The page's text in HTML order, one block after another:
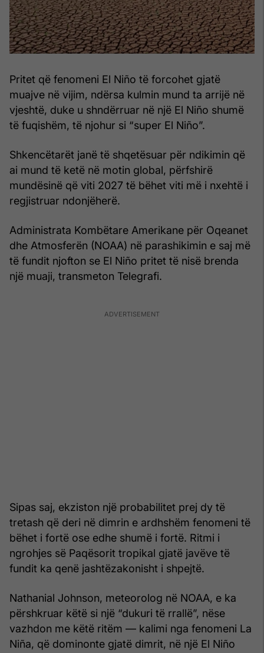
Pritet që fenomeni El Niño të forcohet gjatë
muajve në vijim, ndërsa kulmin mund ta arrijë në
vjeshtë, duke u shndërruar në një El Niño shumë
të fuqishëm, të njohur si “super El Niño”.
Shkencëtarët janë të shqetësuar për ndikimin që
ai mund të ketë në motin global, përfshirë
mundësinë që viti 2027 të bëhet viti më i nxehtë i
regjistruar ndonjëherë.
Administrata Kombëtare Amerikane për Oqeanet
dhe Atmosferën (NOAA) në parashikimin e saj më
të fundit njofton se El Niño pritet të nisë brenda
një muaji, transmeton Telegrafi.
Sipas saj, ekziston një probabilitet prej dy të
tretash që deri në dimrin e ardhshëm fenomeni të
bëhet i fortë ose edhe shumë i fortë. Ritmi i
ngrohjes së Paqësorit tropikal gjatë javëve të
fundit ka qenë jashtëzakonisht i shpejtë.
Nathanial Johnson, meteorolog në NOAA, e ka
përshkruar këtë si një “dukuri të rrallë”, nëse
vazhdon me këtë ritëm — kalimi nga fenomeni La
Niña, që dominonte gjatë dimrit, në një El Niño